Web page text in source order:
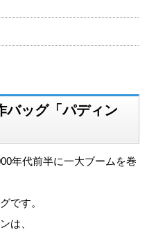
バッグ「パディン
年代前半に一大ブームを巻
です。
は、